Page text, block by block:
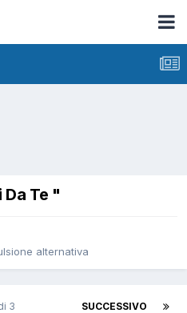
Te "
alternativa
SUCCESSIVO
3